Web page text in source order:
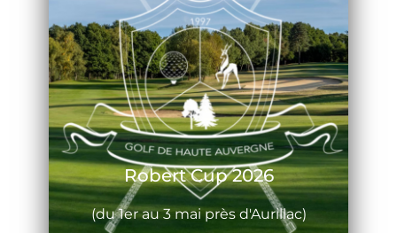
Robert Cup 2026
(du 1er au 3 mai près d'Aurillac)